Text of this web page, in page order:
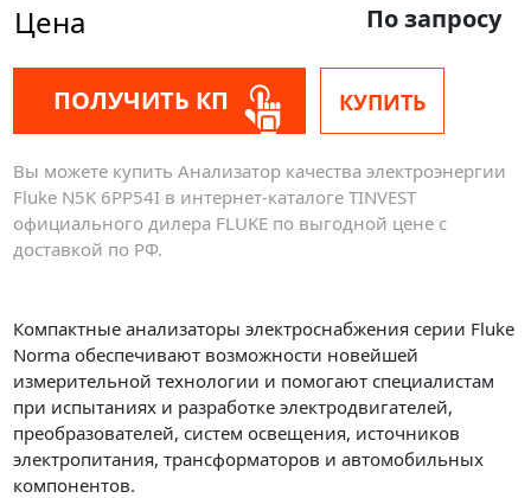
Цена По запросу
ПОЛУЧИТЬ КП КУПИТЬ
Вы можете купить Анализатор качества электроэнергии
Fluke N5K 6PP54I в интернет-каталоге TINVEST
официального дилера FLUKE по выгодной цене с
доставкой по РФ.
Компактные анализаторы электроснабжения серии Fluke
Norma обеспечивают возможности новейшей
измерительной технологии и помогают специалистам
при испытаниях и разработке электродвигателей,
преобразователей, систем освещения, источников
электропитания, трансформаторов и автомобильных
компонентов.